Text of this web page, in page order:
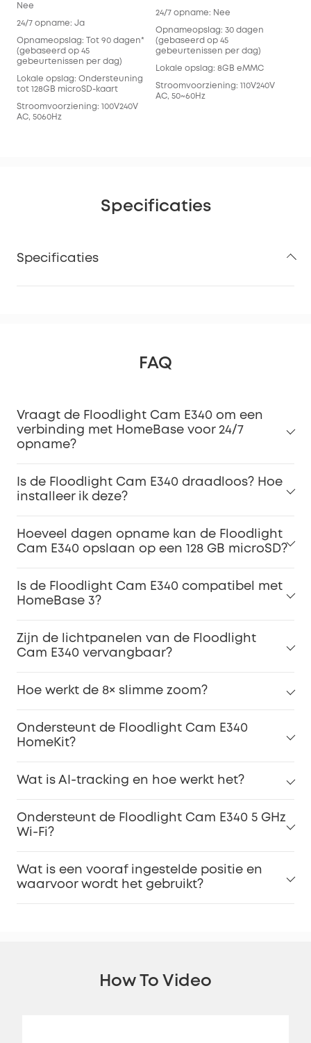
Nee
24/7 opname: Ja
Opnameopslag: Tot 90 dagen*
(gebaseerd op 45
gebeurtenissen per dag)
Lokale opslag: Ondersteuning
tot 128GB microSD-kaart
Stroomvoorziening: 100V240V
AC, 5060Hz
24/7 opname: Nee
Opnameopslag: 30 dagen
(gebaseerd op 45
gebeurtenissen per dag)
Lokale opslag: 8GB eMMC
Stroomvoorziening: 110V240V
AC, 50~60Hz
Specificaties
Specificaties
FAQ
Vraagt de Floodlight Cam E340 om een
verbinding met HomeBase voor 24/7
opname?
Is de Floodlight Cam E340 draadloos? Hoe
installeer ik deze?
Hoeveel dagen opname kan de Floodlight
Cam E340 opslaan op een 128 GB microSD?
Is de Floodlight Cam E340 compatibel met
HomeBase 3?
Zijn de lichtpanelen van de Floodlight
Cam E340 vervangbaar?
Hoe werkt de 8× slimme zoom?
Ondersteunt de Floodlight Cam E340
HomeKit?
Wat is AI-tracking en hoe werkt het?
Ondersteunt de Floodlight Cam E340 5 GHz
Wi-Fi?
Wat is een vooraf ingestelde positie en
waarvoor wordt het gebruikt?
How To Video